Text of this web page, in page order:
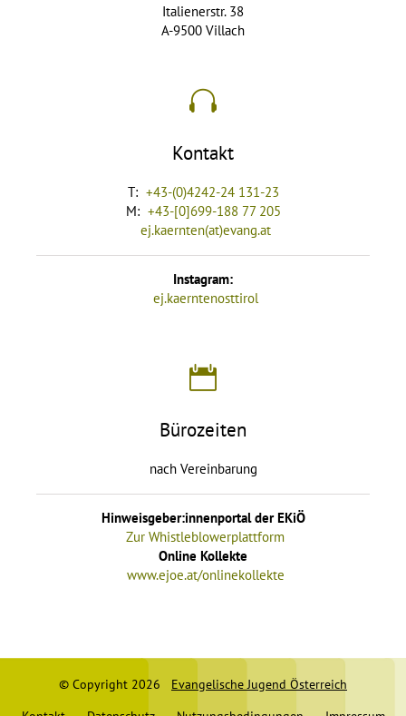
Italienerstr. 38
A-9500 Villach
Kontakt
T: +43-(0)4242-24 131-23
M: +43-[0]699-188 77 205
ej.kaernten(at)evang.at
Instagram:
ej.kaerntenosttirol
Bürozeiten
nach Vereinbarung
Hinweisgeber:innenportal der EKiÖ
Zur Whistleblowerplattform
Online Kollekte
www.ejoe.at/onlinekollekte
© Copyright 2026 Evangelische Jugend Österreich